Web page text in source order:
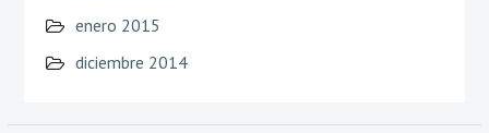
enero 2015
diciembre 2014